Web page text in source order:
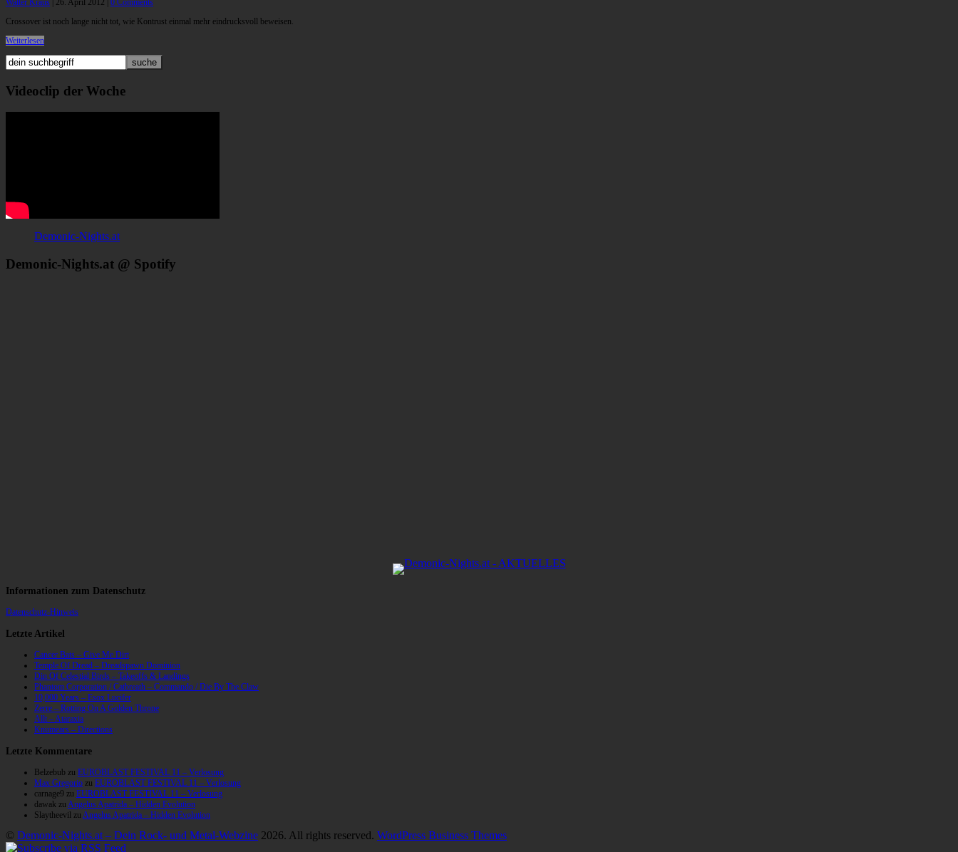
Walter Kraus 26. April 2012
0 Comments
Crossover ist noch lange nicht tot, wie Kontrust einmal mehr eindrucksvoll beweisen.
Weiterlesen
Videoclip der Woche
Demonic-Nights.at
Demonic-Nights.at @ Spotify
Informationen zum Datenschutz
Datenschutz-Hinweis
Letzte Artikel
Cancer Bats – Give Me Dirt
Temple Of Dread – Dreadspawn Dominion
Din Of Celestial Birds – Takeoffs & Landings
Phantom Corporation / Catbreath – Commando / Die By The Claw
10,000 Years – Esox Lucifer
Zerre – Rotting On A Golden Throne
Allt – Ataraxia
Knumears – Directions
Letzte Kommentare
Belzebub zu EUROBLAST FESTIVAL 11 – Verlosung
Max Gregorio zu EUROBLAST FESTIVAL 11 – Verlosung
carnage9 zu EUROBLAST FESTIVAL 11 – Verlosung
dawak zu Angelus Apatrida – Hidden Evolution
Slaytheevil zu Angelus Apatrida – Hidden Evolution
© Demonic-Nights.at – Dein Rock- und Metal-Webzine 2026. All rights reserved. WordPress Business Themes